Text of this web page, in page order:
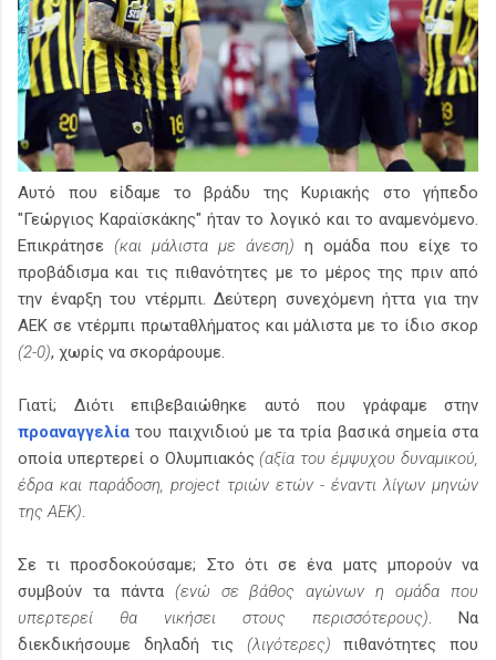
Αυτό που είδαμε το βράδυ της Κυριακής στο γήπεδο
"Γεώργιος Καραϊσκάκης" ήταν το λογικό και το αναμενόμενο.
Επικράτησε (και μάλιστα με άνεση) η ομάδα που είχε το
προβάδισμα και τις πιθανότητες με το μέρος της πριν από
την έναρξη του ντέρμπι. Δεύτερη συνεχόμενη ήττα για την
ΑΕΚ σε ντέρμπι πρωταθλήματος και μάλιστα με το ίδιο σκορ
(2-0), χωρίς να σκοράρουμε.
Γιατί; Διότι επιβεβαιώθηκε αυτό που γράφαμε στην
προαναγγελία του παιχνιδιού με τα τρία βασικά σημεία στα
οποία υπερτερεί ο Ολυμπιακός(αξία του έμψυχου δυναμικού,
έδρα και παράδοση, project τριών ετών - έναντι λίγων μηνών
της ΑΕΚ).
Σε τι προσδοκούσαμε; Στο ότι σε ένα ματς μπορούν να
συμβούν τα πάντα (ενώ σε βάθος αγώνων η ομάδα που
υπερτερεί θα νικήσει στους περισσότερους). Να
διεκδικήσουμε δηλαδή τις (λιγότερες) πιθανότητες που